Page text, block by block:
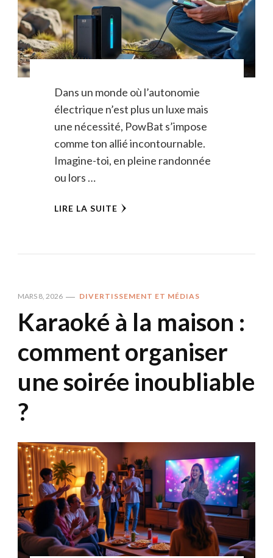
Dans un monde où l’autonomie
électrique n’est plus un luxe mais
une nécessité, PowBat s’impose
comme ton allié incontournable.
Imagine-toi, en pleine randonnée
ou lors …
LIRE LA SUITE
MARS 8, 2026 DIVERTISSEMENT ET MÉDIAS
Karaoké à la maison :
comment organiser
une soirée inoubliable
?